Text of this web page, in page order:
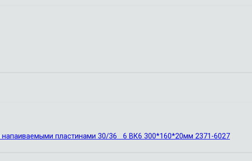
напаиваемыми пластинами 30/36 6 ВК6 300*160*20мм 2371-6027